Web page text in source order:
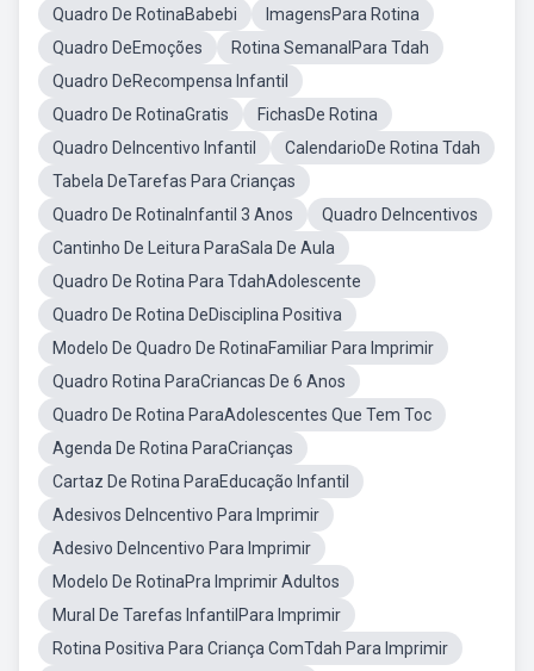
Quadro De RotinaBabebi
ImagensPara Rotina
Quadro DeEmoções
Rotina SemanalPara Tdah
Quadro DeRecompensa Infantil
Quadro De RotinaGratis
FichasDe Rotina
Quadro DeIncentivo Infantil
CalendarioDe Rotina Tdah
Tabela DeTarefas Para Crianças
Quadro De RotinaInfantil 3 Anos
Quadro DeIncentivos
Cantinho De Leitura ParaSala De Aula
Quadro De Rotina Para TdahAdolescente
Quadro De Rotina DeDisciplina Positiva
Modelo De Quadro De RotinaFamiliar Para Imprimir
Quadro Rotina ParaCriancas De 6 Anos
Quadro De Rotina ParaAdolescentes Que Tem Toc
Agenda De Rotina ParaCrianças
Cartaz De Rotina ParaEducação Infantil
Adesivos DeIncentivo Para Imprimir
Adesivo DeIncentivo Para Imprimir
Modelo De RotinaPra Imprimir Adultos
Mural De Tarefas InfantilPara Imprimir
Rotina Positiva Para Criança ComTdah Para Imprimir